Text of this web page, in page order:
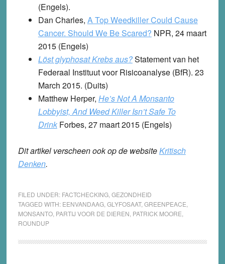
(Engels).
Dan Charles, A Top Weedkiller Could Cause
Cancer. Should We Be Scared? NPR, 24 maart
2015 (Engels)
Löst glyphosat Krebs aus?Statement van het
Federaal Instituut voor Risicoanalyse (BfR). 23
March 2015. (Duits)
Matthew Herper, He’s Not A Monsanto
Lobbyist, And Weed Killer Isn’t Safe To
DrinkForbes, 27 maart 2015 (Engels)
Dit artikel verscheen ook op de websiteKritisch
Denken.
FILED UNDER: FACTCHECKING, GEZONDHEID
TAGGED WITH: EENVANDAAG, GLYFOSAAT, GREENPEACE
MONSANTO, PARTIJ VOOR DE DIEREN PATRICK MOORE
ROUNDUP